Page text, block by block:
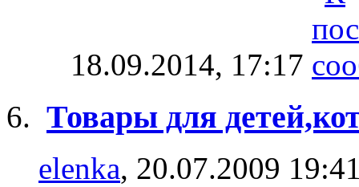
18.09.2014, 17:17
Товары для
elenka, 20.07.2009